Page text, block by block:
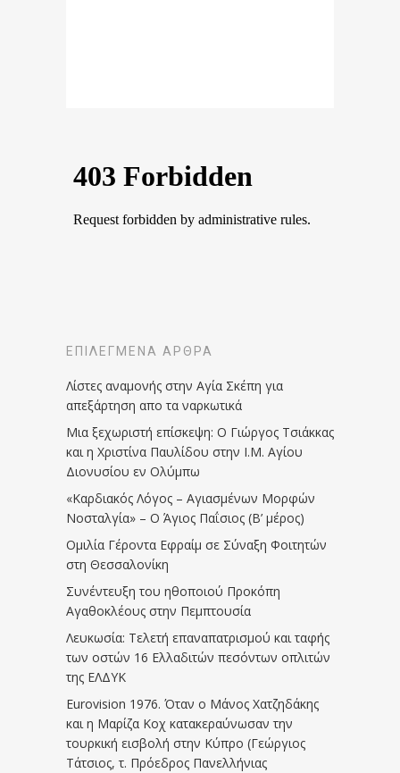
ΕΠΙΛΕΓΜΈΝΑ ΆΡΘΡΑ
Λίστες αναμονής στην Αγία Σκέπη για
απεξάρτηση απο τα ναρκωτικά
Μια ξεχωριστή επίσκεψη: Ο Γιώργος Τσιάκκας
και η Χριστίνα Παυλίδου στην Ι.Μ. Αγίου
Διονυσίου εν Ολύμπω
«Καρδιακός Λόγος – Αγιασμένων Μορφών
Νοσταλγία» – Ο Άγιος Παΐσιος (Β’ μέρος)
Ομιλία Γέροντα Εφραίμ σε Σύναξη Φοιτητών
στη Θεσσαλονίκη
Συνέντευξη του ηθοποιού Προκόπη
Αγαθοκλέους στην Πεμπτουσία
Λευκωσία: Τελετή επαναπατρισμού και ταφής
των οστών 16 Ελλαδιτών πεσόντων οπλιτών
της ΕΛΔΥΚ
Eurovision 1976. Όταν ο Μάνος Χατζηδάκης
και η Μαρίζα Κοχ κατακεραύνωσαν την
τουρκική εισβολή στην Κύπρο (Γεώργιος
Τάτσιος, τ. Πρόεδρος Πανελλήνιας